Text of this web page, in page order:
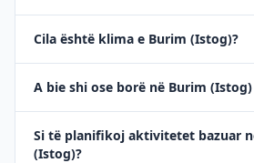
Cila është klima e Burim (Istog)?
A bie shi ose borë në Burim
Si të planifikoj aktivitetet bazuar
(Istog)?